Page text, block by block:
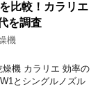
比較！カラリエ
を調査
機
機 カラリエ 効率の
とシングルノズル